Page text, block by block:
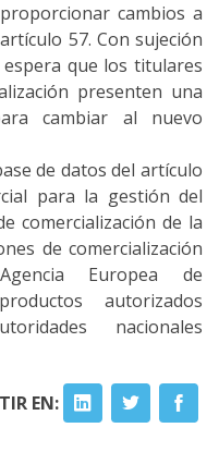
cambios a
57. Con sujeción
que los titulares
presenten una
cambiar al nuevo
de datos del artículo
para la gestión del
comercialización de la
de comercialización
Europea de
autorizados
nacionales
EN: